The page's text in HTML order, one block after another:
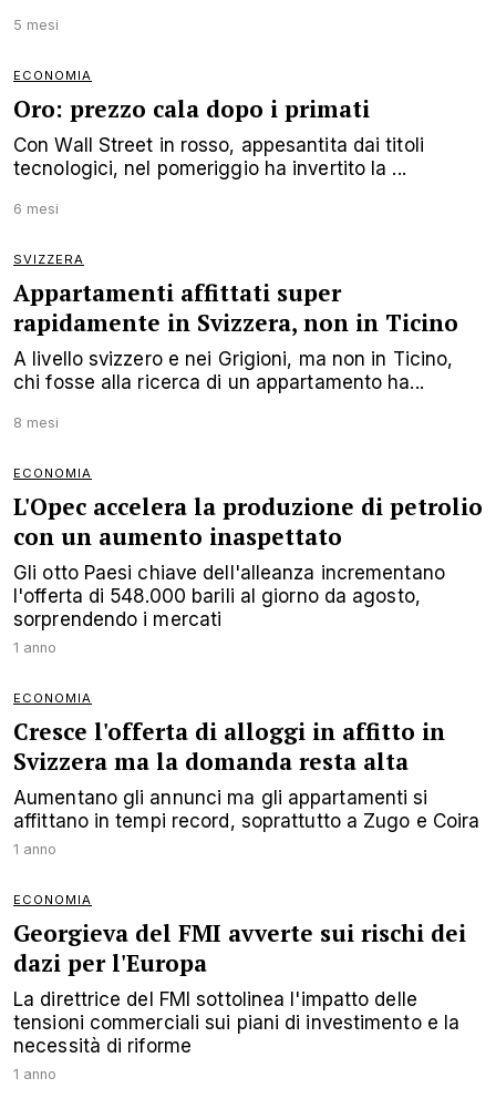
5 mesi
ECONOMIA
Oro: prezzo cala dopo i primati
Con Wall Street in rosso, appesantita dai titoli
tecnologici, nel pomeriggio ha invertito la ...
6 mesi
SVIZZERA
Appartamenti affittati super
rapidamente in Svizzera, non in Ticino
A livello svizzero e nei Grigioni, ma non in Ticino,
chi fosse alla ricerca di un appartamento ha...
8 mesi
ECONOMIA
L'Opec accelera la produzione di petrolio
con un aumento inaspettato
Gli otto Paesi chiave dell'alleanza incrementano
l'offerta di 548.000 barili al giorno da agosto,
sorprendendo i mercati
1 anno
ECONOMIA
Cresce l'offerta di alloggi in affitto in
Svizzera ma la domanda resta alta
Aumentano gli annunci ma gli appartamenti si
affittano in tempi record, soprattutto a Zugo e Coira
1 anno
ECONOMIA
Georgieva del FMI avverte sui rischi dei
dazi per l'Europa
La direttrice del FMI sottolinea l'impatto delle
tensioni commerciali sui piani di investimento e la
necessità di riforme
1 anno